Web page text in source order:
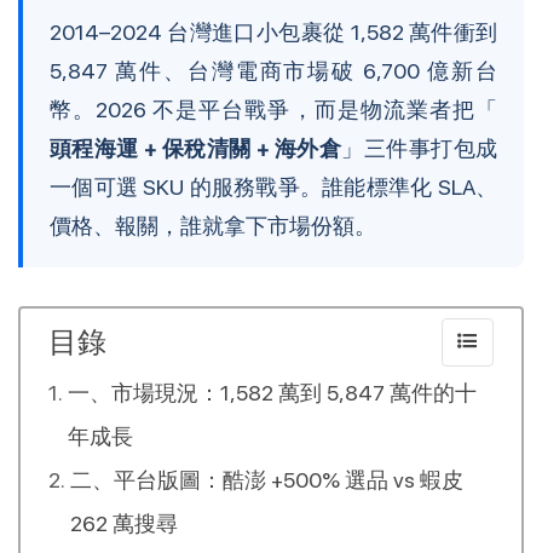
2014–2024 台灣進口小包裹從 1,582 萬件衝到
5,847 萬件、台灣電商市場破 6,700 億新台
幣。2026 不是平台戰爭，而是物流業者把「
頭程海運 + 保稅清關 + 海外倉」三件事打包成
一個可選 SKU 的服務戰爭。誰能標準化 SLA、
價格、報關，誰就拿下市場份額。
目錄
一、市場現況：1,582 萬到 5,847 萬件的十
年成長
二、平台版圖：酷澎 +500% 選品 vs 蝦皮
262 萬搜尋